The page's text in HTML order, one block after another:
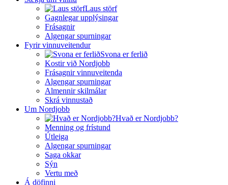
Laus störf
Gagnlegar upplýsingar
Frásagnir
Algengar spurningar
Fyrir vinnuveitendur
Svona er ferlið
Kostir við Nordjobb
Frásagnir vinnuveitenda
Algengar spurningar
Almennir skilmálar
Skrá vinnustað
Um Nordjobb
Hvað er Nordjobb?
Menning og frístund
Útleiga
Algengar spurningar
Saga okkar
Sýn
Vertu með
Á döfinni